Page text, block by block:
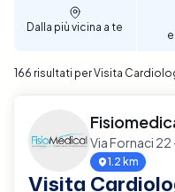
tue esigenze
supporto
Dalla più vicina a te
166 risultati per Visita
Via Fornaci
1.2 km
Visita